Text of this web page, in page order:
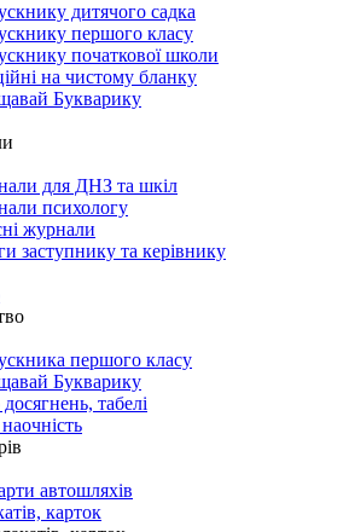
дитячого садка
першого класу
початкової школи
на чистому бланку
Букварику
для ДНЗ та шкіл
психологу
журнали
заступнику та керівнику
першого класу
Букварику
табелі
автошляхів
карток